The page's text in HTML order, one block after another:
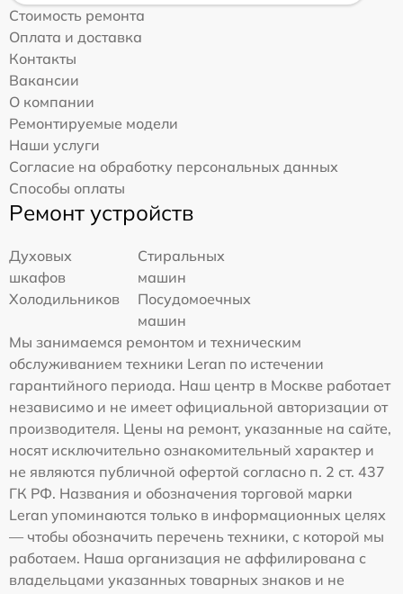
Стоимость ремонта
Оплата и доставка
Контакты
Вакансии
О компании
Ремонтируемые модели
Наши услуги
Согласие на обработку персональных данных
Способы оплаты
Ремонт устройств
Духовых
шкафов
Стиральных
машин
Холодильников
Посудомоечных
машин
Мы занимаемся ремонтом и техническим
обслуживанием техники Leran по истечении
гарантийного периода. Наш центр в Москве работает
независимо и не имеет официальной авторизации от
производителя. Цены на ремонт, указанные на сайте,
носят исключительно ознакомительный характер и
не являются публичной офертой согласно п. 2 ст. 437
ГК РФ. Названия и обозначения торговой марки
Leran упоминаются только в информационных целях
— чтобы обозначить перечень техники, с которой мы
работаем. Наша организация не аффилирована с
владельцами указанных товарных знаков и не